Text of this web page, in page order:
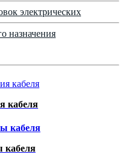
электрических
назначения
кабеля
кабеля